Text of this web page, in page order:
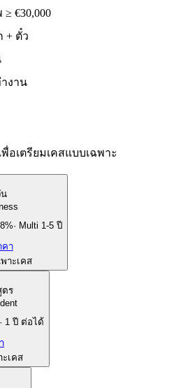
€30,000
+ ตั๋ว
งาน
อเตรียมเคสแบบเฉพาะ
น
· Multi 1-5 ปี
คา
าะเคส
ตร
· 1 ปี ต่อได้
เคส